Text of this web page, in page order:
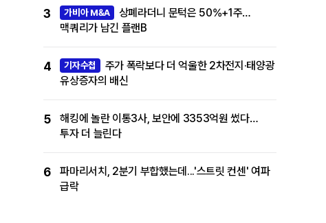
3 가비아 M&A
상폐라더니 문턱은 50%+1주…
맥쿼리가 남긴 플랜B
4 기자수첩
주가 폭락보다 더 억울한 2차전지·태양광
유상증자의 배신
5
해킹에 놀란 이통3사, 보안에 3353억원 썼다…
투자 더 늘린다
6
파마리서치, 2분기 부합했는데...'스트릿 컨센' 여파
급락